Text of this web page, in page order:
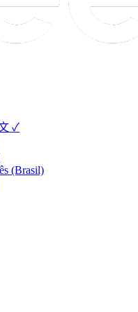
✓
(Brasil)